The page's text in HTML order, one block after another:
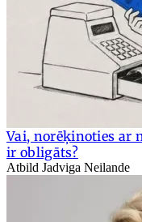
Vai, norēķinoties ar
ir obligāts?
Atbild Jadviga Neilande